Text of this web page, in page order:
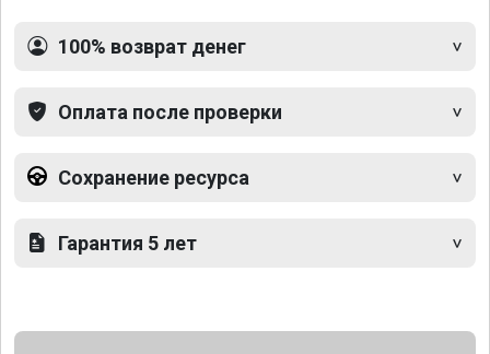
100% возврат денег
Оплата после проверки
Сохранение ресурса
Гарантия 5 лет